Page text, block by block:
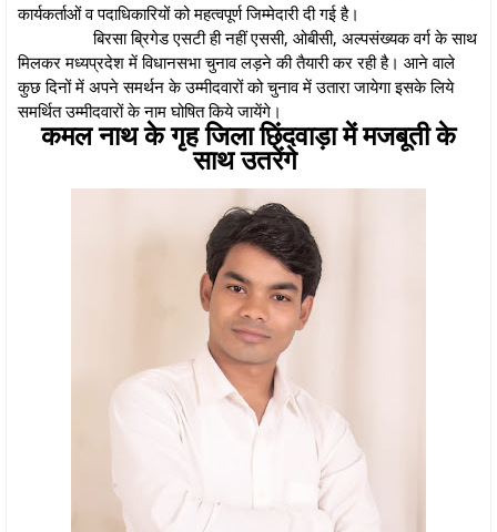
कार्यकर्ताओं व पदाधिकारियों को महत्वपूर्ण जिम्मेदारी दी गई है।
बिरसा ब्रिगेड एसटी ही नहीं एससी, ओबीसी, अल्पसंख्यक वर्ग के साथ
मिलकर मध्यप्रदेश में विधानसभा चुनाव लड़ने की तैयारी कर रही है। आने वाले
कुछ दिनों में अपने समर्थन के उम्मीदवारों को चुनाव में उतारा जायेगा इसके लिये
समर्थित उम्मीदवारों के नाम घोषित किये जायेंगे।
कमल नाथ के गृह जिला छिंदवाड़ा में मजबूती के
साथ उतरेंगे